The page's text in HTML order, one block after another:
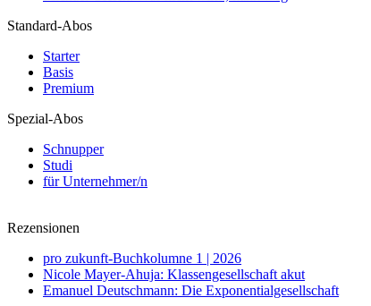
Standard-Abos
Starter
Basis
Premium
Spezial-Abos
Schnupper
Studi
für Unternehmer/n
Rezensionen
pro zukunft-Buchkolumne 1 | 2026
Nicole Mayer-Ahuja: Klassengesellschaft akut
Emanuel Deutschmann: Die Exponentialgesellschaft